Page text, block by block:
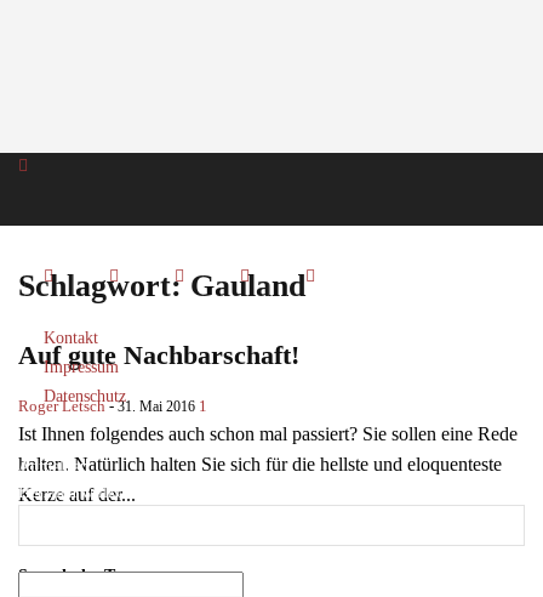
Kontakt
Impressum
Datenschutz
Anmelden
Herzlich willkommen! Melden Sie sich an
Schlagwort: Gauland
Auf gute Nachbarschaft!
Roger Letsch - 31. Mai 2016 1
Ist Ihnen folgendes auch schon mal passiert? Sie sollen eine Rede
halten. Natürlich halten Sie sich für die hellste und eloquenteste
Kerze auf der...
Spruch des Tages